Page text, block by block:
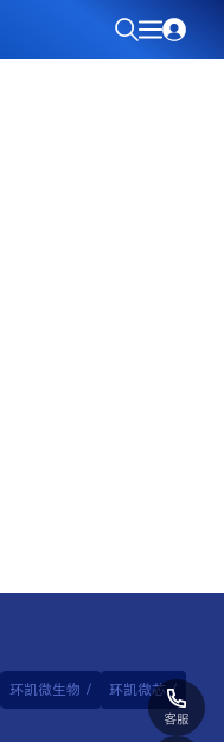
环凯微生物 / 环凯微芯 /